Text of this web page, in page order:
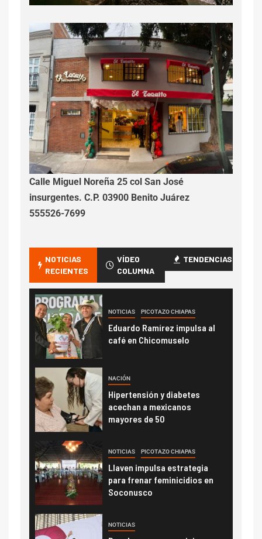
Calle Miguel Noreña 25 col San José
insurgentes. C.P. 03900 Benito Juárez
555526-7699
NOTICIAS
RECIENTES
VÍDEO
COLUMNA
TENDENCIAS
NOTICIAS PICOTAZO CHIAPAS
Eduardo Ramírez impulsa al
café en Chicomuselo
NACIÓN
Hipertensión y diabetes
acechan a mexicanos
mayores de 50
NOTICIAS PICOTAZO CHIAPAS
Llaven impulsa estrategia
para frenar feminicidios en
Soconusco
NOTICIAS